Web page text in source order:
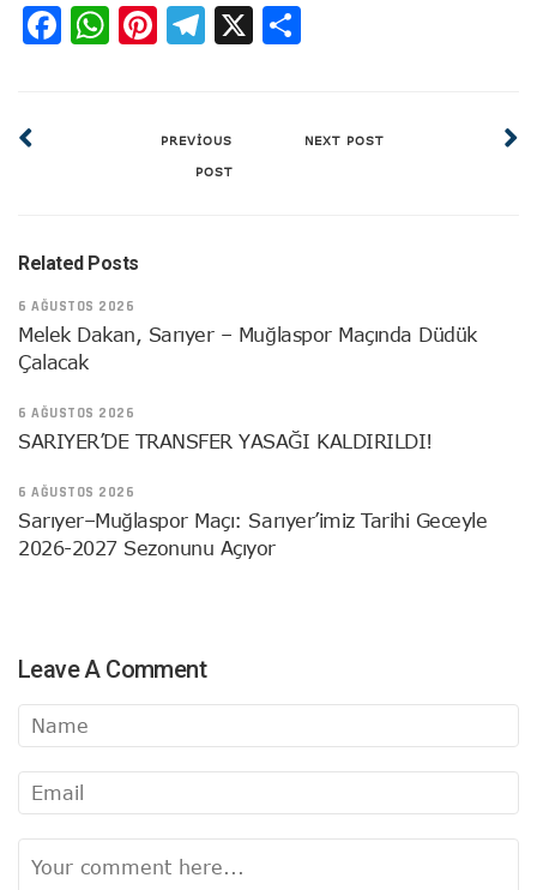
Facebook
WhatsApp
Pinterest
Telegram
X
PREVIOUS
POST
NEXT POST
Related Posts
6 AĞUSTOS 2026
Melek Dakan, Sarıyer – Muğlaspor Maçında Düdük
Çalacak
6 AĞUSTOS 2026
SARIYER’DE TRANSFER YASAĞI KALDIRILDI!
6 AĞUSTOS 2026
Sarıyer–Muğlaspor Maçı: Sarıyer’imiz Tarihi Geceyle
2026-2027 Sezonunu Açıyor
Leave A Comment